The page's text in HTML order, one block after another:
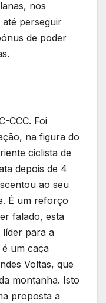
nos
perseguir
de poder
CCC. Foi
na figura do
ciclista de
depois de 4
ao seu
É um reforço
falado, esta
líder para a
um caça
Voltas, que
montanha. Isto
proposta a